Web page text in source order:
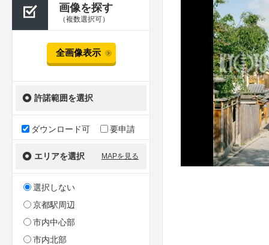
画像を探す
（複数選択可）
全画像表示
許諾範囲を選択
ダウンロード可 要申請
エリアを選択 MAPを見る
選択しない
京都駅周辺
市内中心部
市内北部